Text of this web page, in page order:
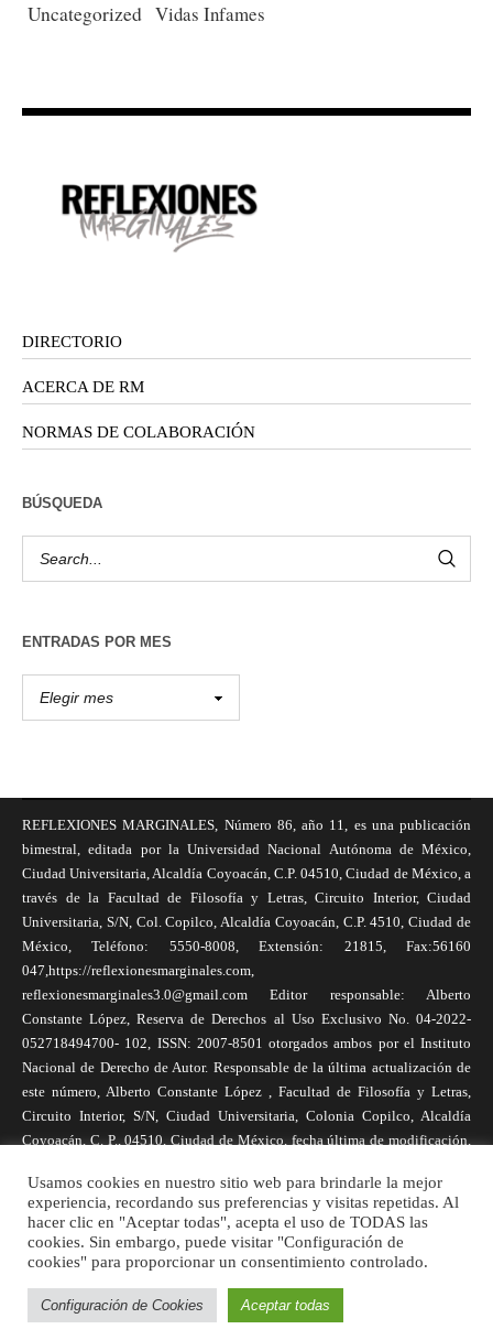
Uncategorized Vidas Infames
DIRECTORIO
ACERCA DE RM
NORMAS DE COLABORACIÓN
BÚSQUEDA
ENTRADAS POR MES
REFLEXIONES MARGINALES, Número 86, año 11, es una publicación
bimestral, editada por la Universidad Nacional Autónoma de México,
Ciudad Universitaria, Alcaldía Coyoacán, C.P. 04510, Ciudad de México, a
través de la Facultad de Filosofía y Letras, Circuito Interior, Ciudad
Universitaria, S/N, Col. Copilco, Alcaldía Coyoacán, C.P. 4510, Ciudad de
México, Teléfono: 5550-8008, Extensión: 21815, Fax:56160
047,https://reflexionesmarginales.com,
reflexionesmarginales3.0@gmail.com Editor responsable: Alberto
Constante López, Reserva de Derechos al Uso Exclusivo No. 04-2022-
052718494700- 102, ISSN: 2007-8501 otorgados ambos por el Instituto
Nacional de Derecho de Autor. Responsable de la última actualización de
este número, Alberto Constante López , Facultad de Filosofía y Letras,
Circuito Interior, S/N, Ciudad Universitaria, Colonia Copilco, Alcaldía
Coyoacán, C. P., 04510, Ciudad de México, fecha última de modificación,
necesariamente reflejan la postura de la revista, ni de Universidad Nacional
Autónoma de México. Los autores son responsables de los contenidos de
sus artículos. Se autoriza la reproducción total o parcial de los textos aquí
publicados siempre y cuando se cite la fuente completa y la dirección
electrónica de la publicación.
Usamos cookies en nuestro sitio web para brindarle la mejor
experiencia, recordando sus preferencias y visitas repetidas. Al
hacer clic en "Aceptar todas", acepta el uso de TODAS las
cookies. Sin embargo, puede visitar "Configuración de
cookies" para proporcionar un consentimiento controlado.
Configuración de Cookies Aceptar todas